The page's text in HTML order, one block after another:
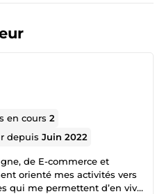
en cours2
depuisJuin 2022
de E-commerce et
orienté mes activités vers
qui me permettent d’en vivre